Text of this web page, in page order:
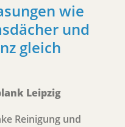
wie
und
gleich
Leipzig
Reinigung und